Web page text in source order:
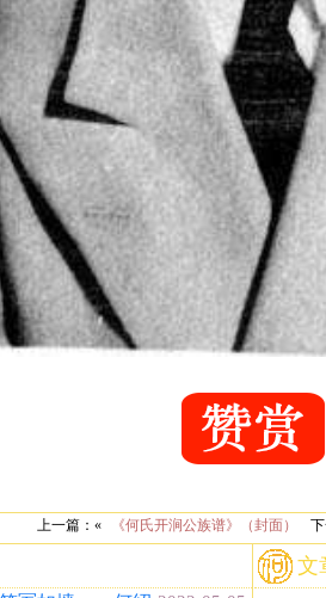
上一篇：« 《何氏开涧公族谱》（封面）
文